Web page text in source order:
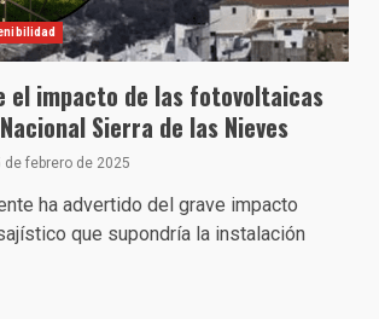
el impacto de las fotovoltaicas
Sierra de las Nieves
de febrero de 2025
ha advertido del grave impacto
que supondría la instalación